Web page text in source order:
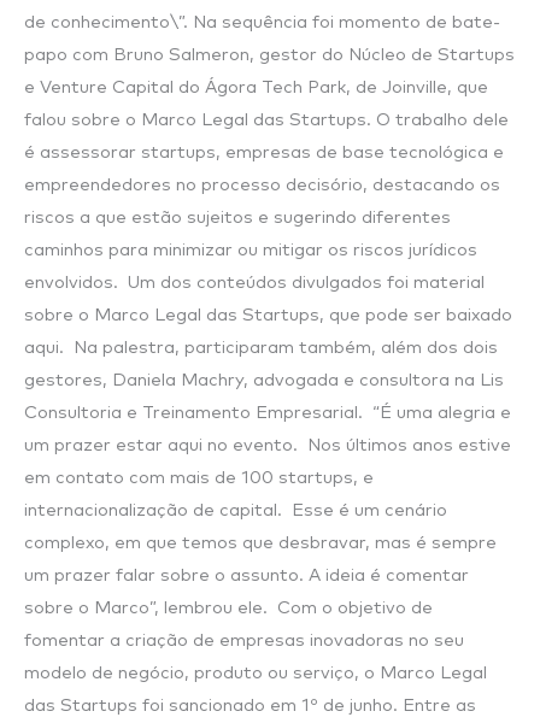
de conhecimento\”. Na sequência foi momento de bate-
papo com Bruno Salmeron, gestor do Núcleo de Startups
e Venture Capital do Ágora Tech Park, de Joinville, que
falou sobre o Marco Legal das Startups. O trabalho dele
é assessorar startups, empresas de base tecnológica e
empreendedores no processo decisório, destacando os
riscos a que estão sujeitos e sugerindo diferentes
caminhos para minimizar ou mitigar os riscos jurídicos
envolvidos. Um dos conteúdos divulgados foi material
sobre o Marco Legal das Startups, que pode ser baixado
aqui. Na palestra, participaram também, além dos dois
gestores, Daniela Machry, advogada e consultora na Lis
Consultoria e Treinamento Empresarial. “É uma alegria e
um prazer estar aqui no evento. Nos últimos anos estive
em contato com mais de 100 startups, e
internacionalização de capital. Esse é um cenário
complexo, em que temos que desbravar, mas é sempre
um prazer falar sobre o assunto. A ideia é comentar
sobre o Marco”, lembrou ele. Com o objetivo de
fomentar a criação de empresas inovadoras no seu
modelo de negócio, produto ou serviço, o Marco Legal
das Startups foi sancionado em 1º de junho. Entre as